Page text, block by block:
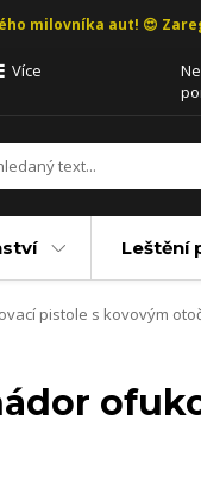
milovníka aut! 😍
Více
Leštění
pistole s kovovým